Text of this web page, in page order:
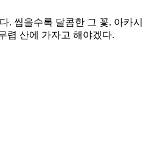
. 씹을수록 달콤한 그 꽃. 아카
렵 산에 가자고 해야겠다.